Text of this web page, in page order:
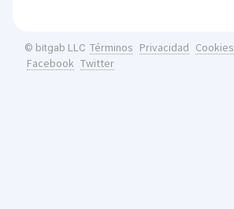
© bitgab LLC Términos Privacidad Cookies
Facebook Twitter